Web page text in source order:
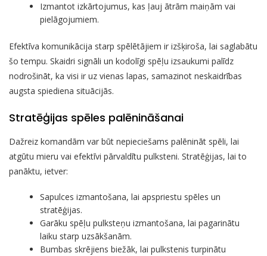
Izmantot izkārtojumus, kas ļauj ātrām maiņām vai
pielāgojumiem.
Efektīva komunikācija starp spēlētājiem ir izšķiroša, lai saglabātu
šo tempu. Skaidri signāli un kodolīgi spēļu izsaukumi palīdz
nodrošināt, ka visi ir uz vienas lapas, samazinot neskaidrības
augsta spiediena situācijās.
Stratēģijas spēles palēnināšanai
Dažreiz komandām var būt nepieciešams palēnināt spēli, lai
atgūtu mieru vai efektīvi pārvaldītu pulksteni. Stratēģijas, lai to
panāktu, ietver:
Sapulces izmantošana, lai apspriestu spēles un
stratēģijas.
Garāku spēļu pulksteņu izmantošana, lai pagarinātu
laiku starp uzsākšanām.
Bumbas skrējiens biežāk, lai pulkstenis turpinātu